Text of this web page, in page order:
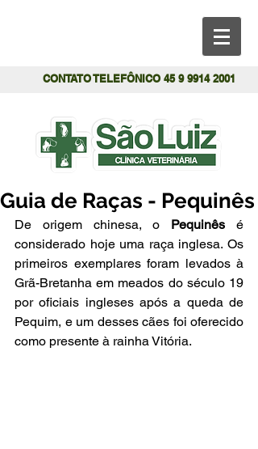
CONTATO TELEFÔNICO 45 9 9914 2001
Guia de Raças - Pequinês
De origem chinesa, o Pequinês é
considerado hoje uma raça inglesa. Os
primeiros exemplares foram levados à
Grã-Bretanha em meados do século 19
por oficiais ingleses após a queda de
Pequim, e um desses cães foi oferecido
como presente à rainha Vitória.